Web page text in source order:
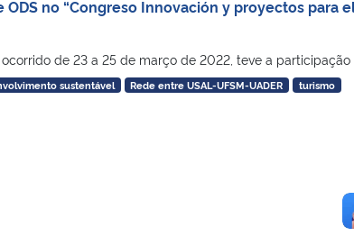
no “Congreso Innovación y proyectos para
de 23 a 25 de março de 2022, teve a participação
sustentável Rede entre USAL-UFSM-UADER turismo